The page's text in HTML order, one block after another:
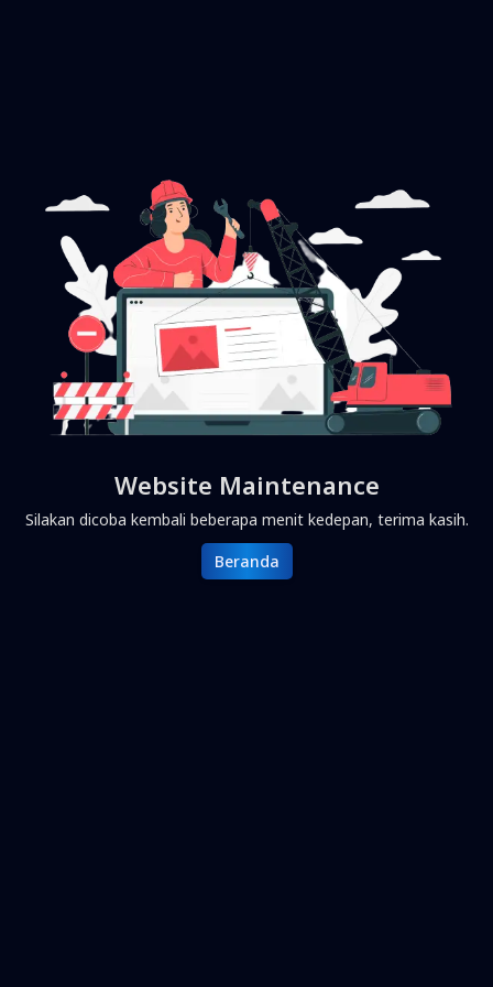
Website Maintenance
Silakan dicoba kembali beberapa menit kedepan, terima kasih.
Beranda